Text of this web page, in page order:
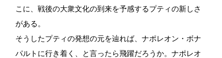
こに、戦後の大衆文化の到来を予感するプティの新しさ
がある。
そうしたプティの発想の元を辿れば、ナポレオン・ボナ
パルトに行き着く、と言ったら飛躍だろうか。ナポレオ